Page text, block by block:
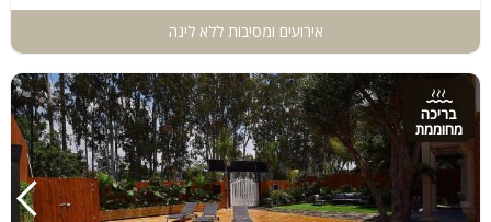
אירועים ומסיבות ללא לינה
בריכה
מחוממת